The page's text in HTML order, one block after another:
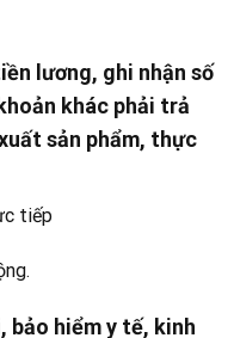
lương, ghi nhận số
khác phải trả
sản phẩm, thực
tiếp
bảo hiểm y tế, kinh